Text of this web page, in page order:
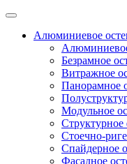
Алюминиевое
Безрамное
Витражное
Панорамное
Модульное
Структурное
Стоечно-
Спайдерное
Фасадное